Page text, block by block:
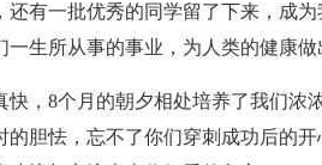
还有一批优秀的同学留了下来，成
生所从事的事业，为人类的健康做
快，8个月的朝夕相处培养了我们浓
的胆怯，忘不了你们穿刺成功后的